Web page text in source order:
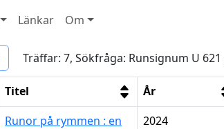
Länkar Om
Träffar: 7, Sökfråga: Runsignum U 621
Titel År
Runor på rymmen : en
2024